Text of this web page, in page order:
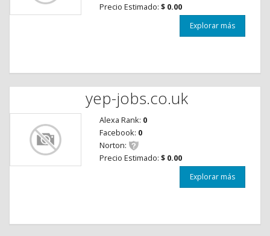
Precio Estimado: $ 0.00
Explorar más
yep-jobs.co.uk
Alexa Rank: 0
Facebook: 0
Norton:
Precio Estimado: $ 0.00
Explorar más